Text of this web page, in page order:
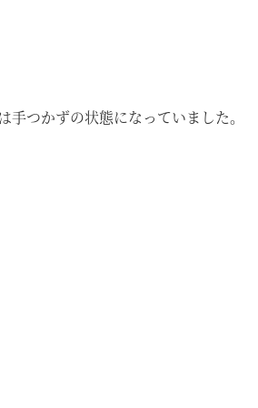
手つかずの状態になっていました。